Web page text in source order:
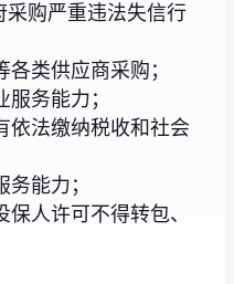
采购严重违法失信行
类供应商采购；
务能力；
依法缴纳税收和社会
能力；
人许可不得转包、